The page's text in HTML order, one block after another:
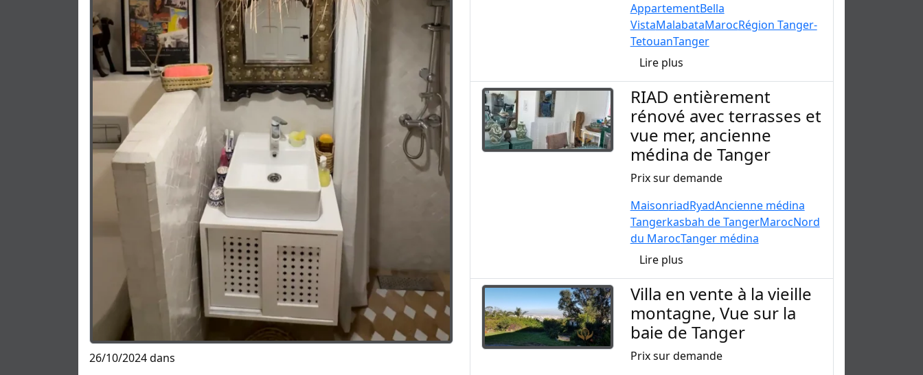
26/10/2024 dans
AppartementBella
VistaMalabataMarocRégion Tanger-
TetouanTanger
Lire plus
RIAD entièrement
rénové avec terrasses et
vue mer, ancienne
médina de Tanger
Prix sur demande
MaisonriadRyadAncienne médina
Tangerkasbah de TangerMarocNord
du MarocTanger médina
Lire plus
Villa en vente à la vieille
montagne, Vue sur la
baie de Tanger
Prix sur demande